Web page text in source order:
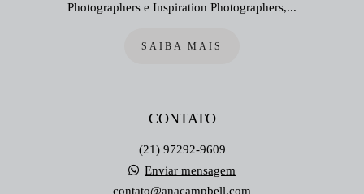
Photographers e Inspiration Photographers,...
SAIBA MAIS
CONTATO
(21) 97292-9609
Enviar mensagem
contato@anacampbell.com